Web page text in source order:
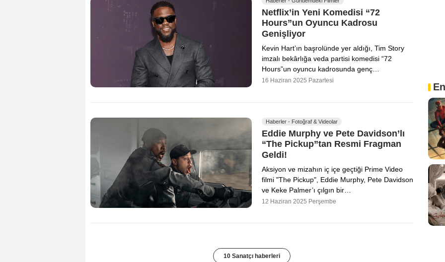
Netflix’in Yeni Komedisi “72
Hours”un Oyuncu Kadrosu
Genişliyor
Kevin Hart’ın başrolünde yer aldığı, Tim Story
imzalı bekârlığa veda partisi komedisi “72
Hours”un oyuncu kadrosunda genç…
16 Haziran 2025 Pazartesi
Haberler - Fotoğraf & Videolar
Eddie Murphy ve Pete Davidson’lı
“The Pickup”tan Resmi Fragman
Geldi!
Aksiyon ve mizahın iç içe geçtiği Prime Video
filmi "The Pickup", Eddie Murphy, Pete Davidson
ve Keke Palmer’ı çılgın bir…
12 Haziran 2025 Perşembe
10 Sanatçı haberleri